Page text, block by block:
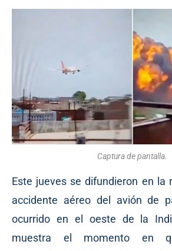
Captura de pantalla.
Este jueves se difundieron en la
accidente aéreo del avión de
ocurrido en el oeste de la
muestra el momento en